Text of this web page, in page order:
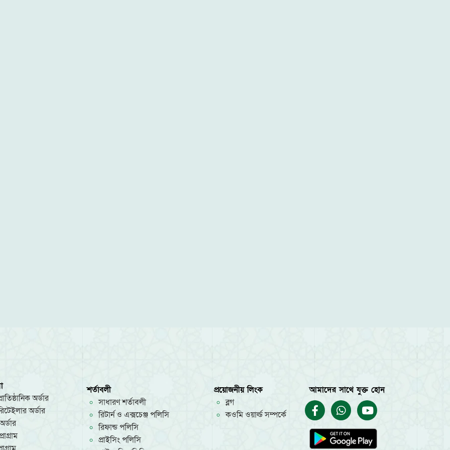
অর্ডার
অর্ডার
শর্তাবলী
সাধারণ শর্তাবলী
রিটার্ন ও এক্সচেঞ্জ পলিসি
রিফান্ড পলিসি
প্রাইসিং পলিসি
প্রয়োজনীয় লিংক
ব্লগ
কওমি ওয়ার্ল্ড সম্পর্কে
আমাদের সাথে যুক্ত হোন